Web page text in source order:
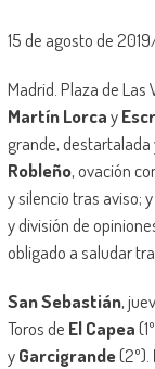
15 de agosto de
Madrid. Plaza de Las
Martín Lorcay
grande, destartalada
Robleño, ovación
y silencio tras aviso; y
y división de
obligado a saludar
San Sebastián,
Toros de El Capea
yGarcigrande(2º).